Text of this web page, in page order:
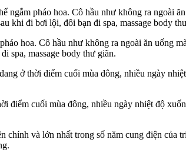
hoa. Cô hầu như không ra ngoài ăn uống
spa, massage body thư giãn.
cuối mùa đông, nhiều ngày nhiệt độ